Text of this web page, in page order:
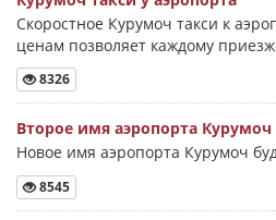
Скоростное Курумоч такси к
ценам позволяет каждому
8326
Второе имя аэропорта Курумоч
Новое имя аэропорта Курумоч
8545